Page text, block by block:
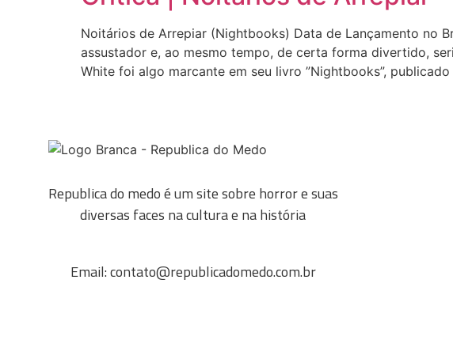
Noitários de Arrepiar (Nightbooks) Data de Lançamento no
assustador e, ao mesmo tempo, de certa forma divertido,
White foi algo marcante em seu livro ”Nightbooks”,
Republica do medo é um site sobre horror e suas
diversas faces na cultura e na história
Email: contato@republicadomedo.com.br